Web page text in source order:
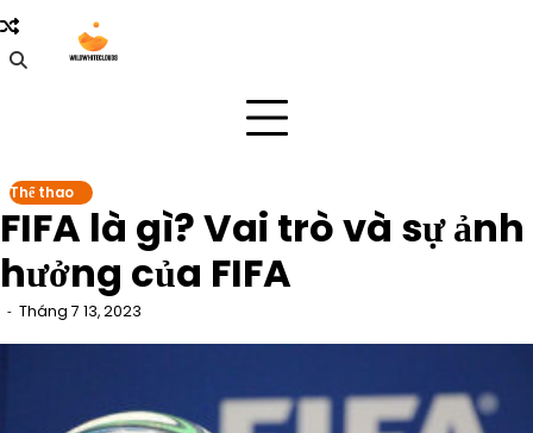
Skip
to
content
Thể thao
FIFA là gì? Vai trò và sự ảnh
hưởng của FIFA
Tháng 7 13, 2023